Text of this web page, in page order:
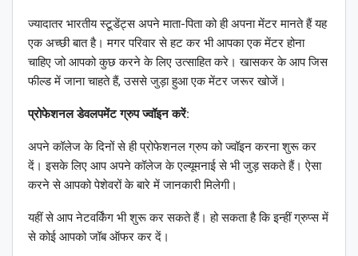
ज्यादातर भारतीय स्टूडेंट्स अपने माता-पिता को ही अपना मेंटर मानते हैं यह
एक अच्छी बात है। मगर परिवार से हट कर भी आपका एक मेंटर होना
चाहिए जो आपको कुछ करने के लिए उत्साहित करे। खासकर के आप जिस
फील्ड में जाना चाहते हैं, उससे जुड़ा हुआ एक मेंटर जरूर खोजें।
प्रोफेशनल डेवलपमेंट ग्रुप ज्वॉइन करें:
अपने कॉलेज के दिनों से ही प्रोफेशनल ग्रुप को ज्वॉइन करना शुरू कर
दें। इसके लिए आप अपने कॉलेज के एल्यूमनाई से भी जुड़ सकते हैं। ऐसा
करने से आपको पेशेवरों के बारे में जानकारी मिलेगी।
यहीं से आप नेटवर्किंग भी शुरू कर सकते हैं। हो सकता है कि इन्हीं ग्रुप्स में
से कोई आपको जॉब ऑफर कर दें।